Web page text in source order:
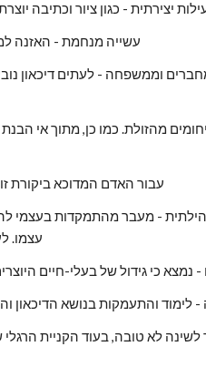
יצירתית - כגון ציור וכתיבה
עשייה מנחמת - האזנה
עבור האדם המדוכא ביקורת
עצמו.
- נמצא כי גידול של בעלי-חיים
- לימוד והתעמקות בנושא הדיכאון
לא טובה, בעוד הקניית הרגלי